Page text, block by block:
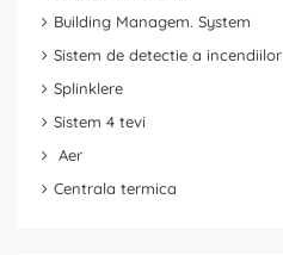
Building Managem. System
Sistem de detectie a incendiilor
Splinklere
Sistem 4 tevi
Aer
Centrala termica